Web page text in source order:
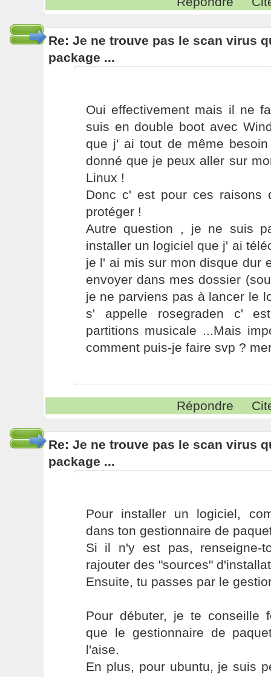
Re: Je ne trouve pas le scan virus
package ...
Oui effectivement mais il ne
suis en double boot avec
que j' ai tout de même
donné que je peux aller sur
Linux !
Donc c' est pour ces raisons
protéger !
Autre question , je ne suis
installer un logiciel que j' ai
je l' ai mis sur mon disque dur
envoyer dans mes dossier
je ne parviens pas à lancer le
s' appelle rosegraden c'
partitions musicale ...Mais
comment puis-je faire svp ?
Répondre
Re: Je ne trouve pas le scan virus
package ...
Pour installer un logiciel,
dans ton gestionnaire de
Si il n'y est pas, renseigne-
rajouter des "sources"
Ensuite, tu passes par le
Pour débuter, je te conseille
que le gestionnaire de
l'aise.
En plus, pour ubuntu, je suis